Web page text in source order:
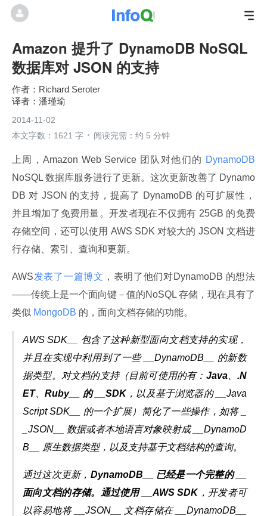
Amazon 提升了 DynamoDB NoSQL
数据库对 JSON 的支持
Richard Seroter
潘瑾瑜
2014-11-02
本文字数：1621 字
阅读完需：约 5 分钟
上周，Amazon Web Service 团队对他们的
NoSQL 数据库服务进行了更新。这次更新改善了 Dynamo
DB 对 JSON 的支持，提高了 DynamoDB 的可扩展性，
并且增加了免费用量。开发者现在不仅拥有 25GB 的免费
存储空间，还可以使用 AWS SDK 对较大的 JSON 文档进
行存储、索引、查询和更新。
AWS发表了一篇博文 ，表明了他们对DynamoDB 的想法
——传统上是一个面向键－值的NoSQL 存储，现在具有了
类似 MongoDB 的，面向文档存储的功能。
AWS SDK__ 包含了这种新型面向文档支持的实现，
并且在实现中利用到了一些 __DynamoDB__ 的新数
据类型。对文档的支持（目前可使用的有： Java、.N
ET、Ruby__ 的 __SDK，以及基于浏览器的 __Java
Script SDK__ 的一个扩展）简化了一些操作，如将 _
_JSON__ 数据或者本地语言对象映射成 __DynamoD
B__ 原生数据类型，以及支持基于文档结构的查询。
通过这次更新， DynamoDB__ 已经是一个完整的 __
面向文档的存储。通过使用 __AWS SDK，开发者可
以容易地将 __JSON__ 文档存储在 __DynamoDB__